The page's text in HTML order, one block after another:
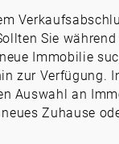
Sie
Immobilie
zur Verfügung.
Auswahl an
Zuhause